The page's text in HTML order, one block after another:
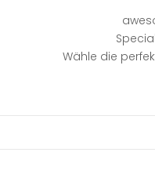
Wähle die